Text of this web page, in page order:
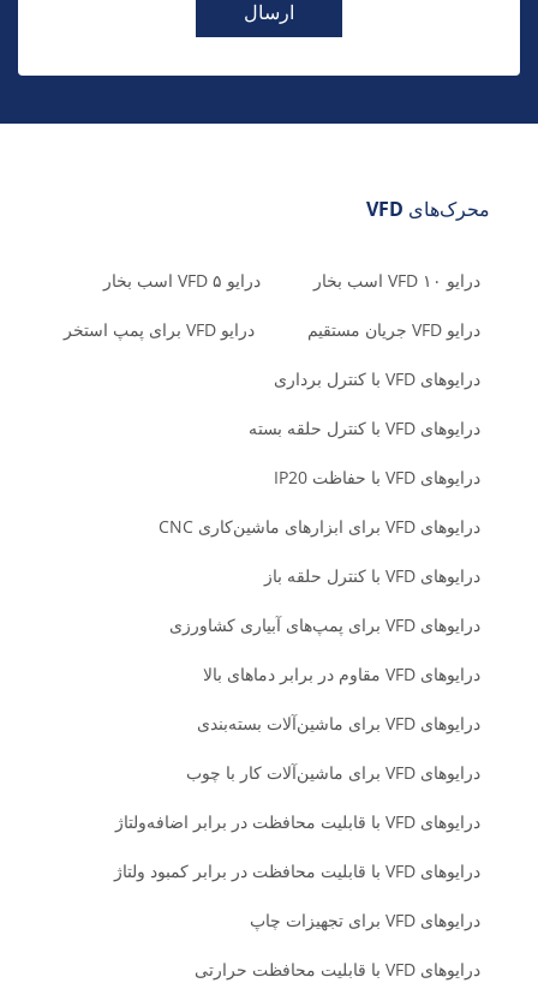
ارسال
محرک‌های VFD
درایو VFD ۱۰ اسب بخار درایو VFD ۵ اسب بخار
درایو VFD جریان مستقیم درایو VFD برای پمپ استخر
درایوهای VFD با کنترل برداری
درایوهای VFD با کنترل حلقه بسته
درایوهای VFD با حفاظت IP20
درایوهای VFD برای ابزارهای ماشین‌کاری CNC
درایوهای VFD با کنترل حلقه باز
درایوهای VFD برای پمپ‌های آبیاری کشاورزی
درایوهای VFD مقاوم در برابر دماهای بالا
درایوهای VFD برای ماشین‌آلات بسته‌بندی
درایوهای VFD برای ماشین‌آلات کار با چوب
درایوهای VFD با قابلیت محافظت در برابر اضافه‌ولتاژ
درایوهای VFD با قابلیت محافظت در برابر کمبود ولتاژ
درایوهای VFD برای تجهیزات چاپ
درایوهای VFD با قابلیت محافظت حرارتی